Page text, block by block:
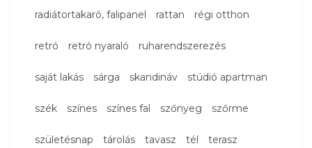
radiátortakaró, falipanel rattan régi otthon
retró retró nyaraló ruharendszerezés
saját lakás sárga skandináv stúdió apartman
szék színes színes fal szőnyeg szőrme
születésnap tárolás tavasz tél terasz